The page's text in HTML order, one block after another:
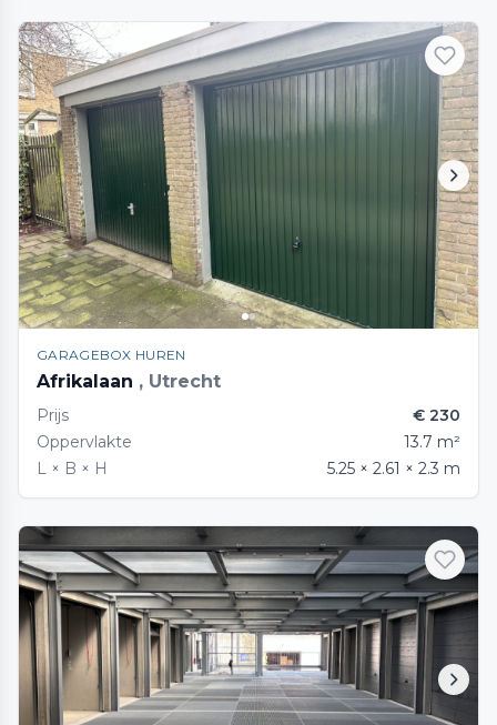
GARAGEBOX HUREN
Afrikalaan , Utrecht
Prijs
€ 230
Oppervlakte
13.7 m²
L × B × H
5.25 × 2.61 × 2.3 m